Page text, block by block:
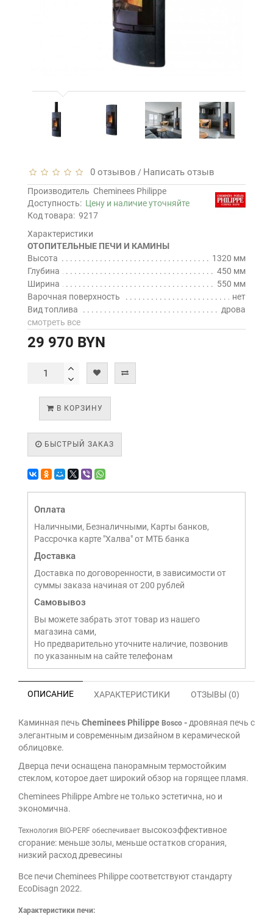
0 отзывов / Написать отзыв
Производитель Cheminees Philippe
Доступность: Цену и наличие уточняйте
Код товара: 9217
Характеристики
ОТОПИТЕЛЬНЫЕ ПЕЧИ И КАМИНЫ
Высота
1320 мм
Глубина
450 мм
Ширина
550 мм
Варочная поверхность
нет
Вид топлива
дрова
смотреть все
29 970 BYN
В КОРЗИНУ
БЫСТРЫЙ ЗАКАЗ
Оплата
Наличными, Безналичными, Карты банков,
Рассрочка карте "Халва" от МТБ банка
Доставка
Доставка по договоренности, в зависимости от
суммы заказа начиная от 200 рублей
Самовывоз
Вы можете забрать этот товар из нашего
магазина сами,
Но предварительно уточните наличие, позвонив
по указанным на сайте телефонам
ОПИСАНИЕ ХАРАКТЕРИСТИКИ ОТЗЫВЫ (0)
Каминная печь Cheminees Philippe Bosco - дровяная печь с
элегантным и современным дизайном в керамической
облицовке.
Дверца печи оснащена панорамным термостойким
стеклом, которое дает широкий обзор на горящее пламя.
Cheminees Philippe Ambre не только эстетична, но и
экономична.
Технология BIO-PERF обеспечивает высокоэффективное
сгорание: меньше золы, меньше остатков сгорания,
низкий расход древесины
Все печи Cheminees Philippe соответствуют стандарту
EcoDisagn 2022.
Характеристики печи: